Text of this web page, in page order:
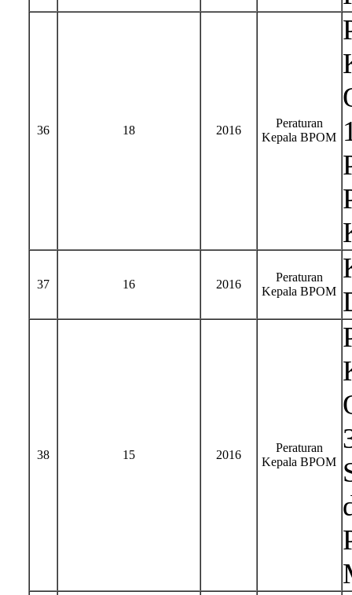
36 18 2016
Peraturan
Kepala BPOM
37 16 2016
Peraturan
Kepala BPOM
38 15 2016
Peraturan
Kepala BPOM